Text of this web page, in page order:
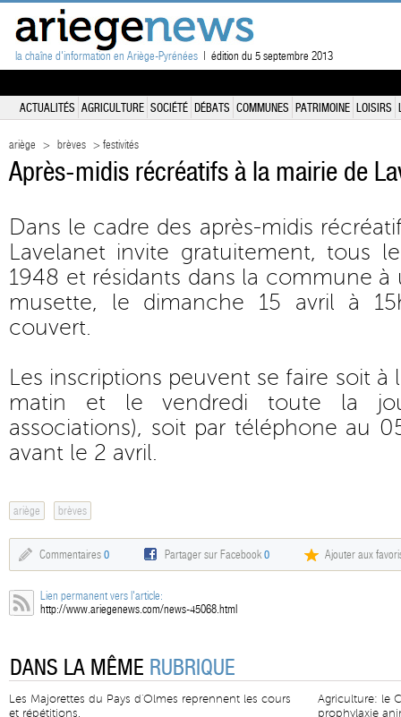
la chaîne d'information en Ariège-Pyrénées | édition du 5 septembre 2013
ACTUALITÉS AGRICULTURE SOCIÉTÉ DÉBATS COMMUNES PATRIMOINE LOISIRS
ariège > brèves > festivités
Après-midis récréatifs à la mairie de
Dans le cadre des après-midis
Lavelanet invite gratuitement, tous
1948 et résidants dans la commune
musette, le dimanche 15 avril à
couvert.
Les inscriptions peuvent se faire soit à
matin et le vendredi toute la
associations), soit par téléphone au
avant le 2 avril.
ariège brèves
Commentaires 0 Partager sur Facebook0 Ajouter aux
Lien permanent vers l'article:
http://www.ariegenews.com/news-45068.html
DANS LA MÊME RUBRIQUE
Les Majorettes du Pays d'Olmes reprennent les cours
et répétitions.
Agriculture: le
prophylaxie